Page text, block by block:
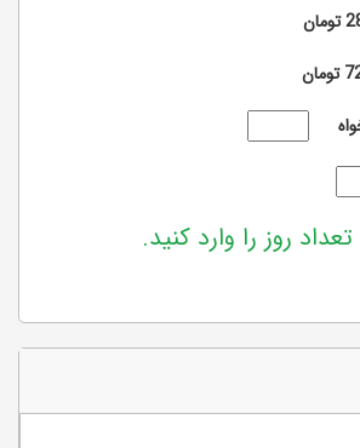
تومان
تومان
روز را وارد کنید.